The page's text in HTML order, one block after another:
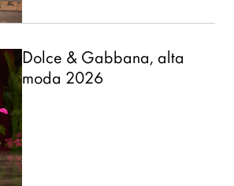
Dolce & Gabbana, alta
moda 2026